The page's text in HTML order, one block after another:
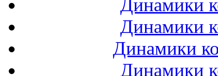
Динамики
Динамики
Динамики
Динамики